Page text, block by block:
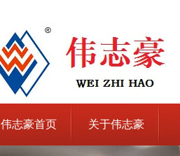
伟志豪首页 关于伟志豪